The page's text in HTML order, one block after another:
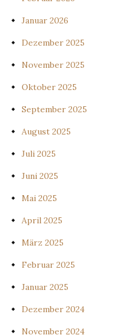
Januar 2026
Dezember 2025
November 2025
Oktober 2025
September 2025
August 2025
Juli 2025
Juni 2025
Mai 2025
April 2025
März 2025
Februar 2025
Januar 2025
Dezember 2024
November 2024